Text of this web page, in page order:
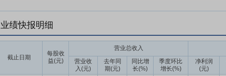
业绩快报明细
截止日期
每股收
益(元)
营业总收入
营业收
入(元)
去年同
期(元)
同比增
长(%)
季度环比
增长(%)
净利润
(元)